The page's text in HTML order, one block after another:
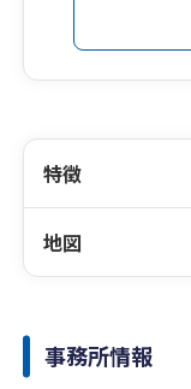
特徴
地図
事務所情報